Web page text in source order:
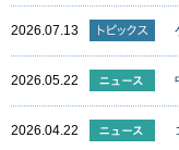
2026.07.13
2026.05.22
2026.04.22